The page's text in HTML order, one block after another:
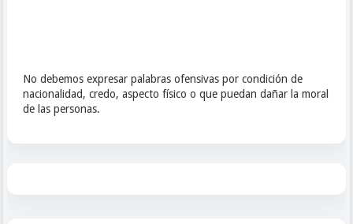
No debemos expresar palabras ofensivas por condición de
nacionalidad, credo, aspecto físico o que puedan dañar la moral
de las personas.